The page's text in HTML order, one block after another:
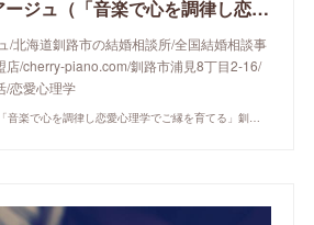
ショパン・マリアージュ（「音楽で心を調律し恋愛心理学でご縁を育てる」釧路市の結婚相談所）/ 全国結婚相談事業者連盟正規加盟店 / cherry-piano.com
/北海道釧路市の結婚相談所/全国結婚相談事
店/cherry-piano.com/釧路市浦見8丁目2-16/
/恋愛心理学
ショパン・マリアージュ（「音楽で心を調律し恋愛心理学でご縁を育てる」釧路市の結婚相談所）/ 全国結婚相談事業者連盟正規加盟店 / cherry-piano.com